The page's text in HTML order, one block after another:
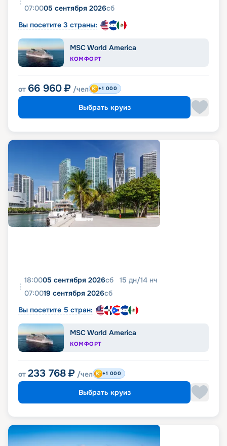
07:0005 сентября 2026сб
Вы посетите 3 страны:
MSC World America
КОМФОРТ
от 66 960 ₽ /чел +1 000
Выбрать круиз
18:0005 сентября 2026сб 15 дн/14 нч
07:0019 сентября 2026сб
Вы посетите 5 стран:
MSC World America
КОМФОРТ
от 233 768 ₽ /чел +1 000
Выбрать круиз